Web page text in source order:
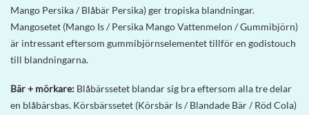
Mango Persika / Blåbär Persika) ger tropiska blandningar.
Mangosetet (Mango Is / Persika Mango Vattenmelon / Gummibjörn)
är intressant eftersom gummibjörnselementet tillför en godistouch
till blandningarna.
Bär + mörkare: Blåbärssetet blandar sig bra eftersom alla tre delar
en blåbärsbas. Körsbärssetet (Körsbär Is / Blandade Bär / Röd Cola)